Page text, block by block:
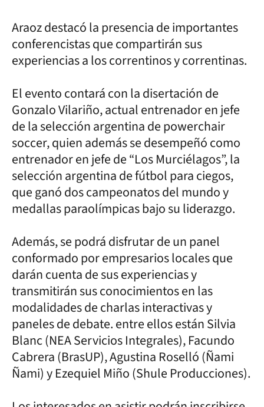
Araoz destacó la presencia de importantes
conferencistas que compartirán sus
experiencias a los correntinos y correntinas.
El evento contará con la disertación de
Gonzalo Vilariño, actual entrenador en jefe
de la selección argentina de powerchair
soccer, quien además se desempeñó como
entrenador en jefe de “Los Murciélagos”, la
selección argentina de fútbol para ciegos,
que ganó dos campeonatos del mundo y
medallas paraolímpicas bajo su liderazgo.
Además, se podrá disfrutar de un panel
conformado por empresarios locales que
darán cuenta de sus experiencias y
transmitirán sus conocimientos en las
modalidades de charlas interactivas y
paneles de debate. entre ellos están Silvia
Blanc (NEA Servicios Integrales), Facundo
Cabrera (BrasUP), Agustina Roselló (Ñami
Ñami) y Ezequiel Miño (Shule Producciones).